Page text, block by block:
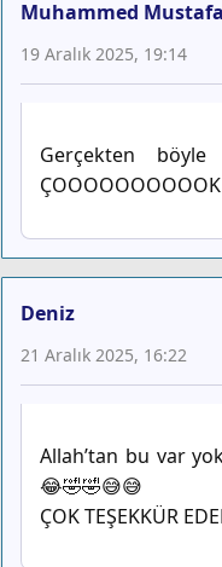
Muhammed Mustafa
19 Aralık 2025, 19:14
Gerçekten
Deniz
21 Aralık 2025, 16:22
Allah’tan bu var
😂🤣🤣😅😅
ÇOK TEŞEKKÜR